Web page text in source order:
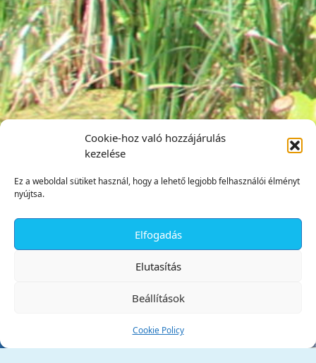
Cookie-hoz való hozzájárulás
kezelése
Ez a weboldal sütiket használ, hogy a lehető legjobb felhasználói élményt
nyújtsa.
Elfogadás
Elutasítás
Beállítások
Cookie Policy
Tata Város Önkormányzata
✕